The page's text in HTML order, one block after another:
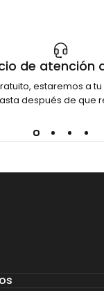
de atención
estaremos a
después de que